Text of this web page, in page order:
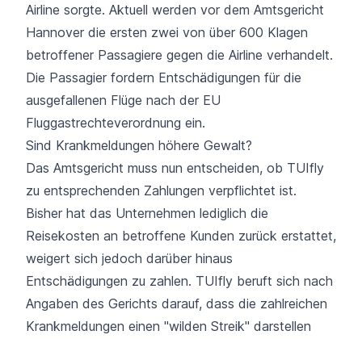
Airline sorgte. Aktuell werden vor dem Amtsgericht
Hannover die ersten zwei von über 600 Klagen
betroffener Passagiere gegen die Airline verhandelt.
Die Passagier fordern Entschädigungen für die
ausgefallenen Flüge nach der EU
Fluggastrechteverordnung ein.
Sind Krankmeldungen höhere Gewalt?
Das Amtsgericht muss nun entscheiden, ob TUIfly
zu entsprechenden Zahlungen verpflichtet ist.
Bisher hat das Unternehmen lediglich die
Reisekosten an betroffene Kunden zurück erstattet,
weigert sich jedoch darüber hinaus
Entschädigungen zu zahlen. TUIfly beruft sich nach
Angaben des Gerichts darauf, dass die zahlreichen
Krankmeldungen einen "wilden Streik" darstellen